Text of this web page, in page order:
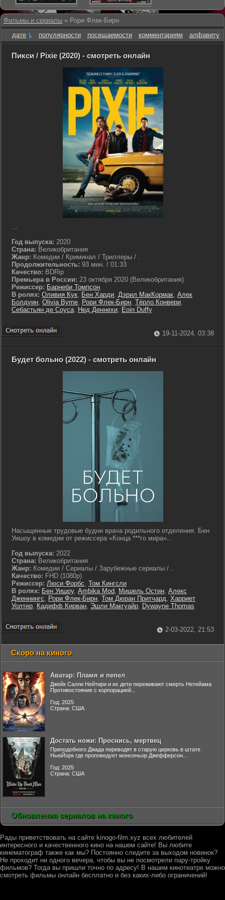
Фильмы и сериалы » Рори Флек-Бирн
дате
популярности посещаемости комментариям алфавиту
Пикси / Pixie (2020) - смотреть онлайн
...
Год выпуска: 2020
Страна: Великобритания
Жанр: Комедии / Криминал / Триллеры / .
Продолжительность: 93 мин. / 01:33
Качество: BDRip
Премьера в России: 23 октября 2020 (Великобритания)
Режиссер: Барнеби Томпсон
В ролях: Оливия Кук, Бен Харди, Дэрил МакКормак, Алек
Болдуин, Olivia Byrne, Рори Флек-Бирн, Тёрло Конвери,
Себастьян де Соуса, Нед Деннехи, Eoin Duffy
19-11-2024, 03:38
Будет больно (2022) - смотреть онлайн
Насыщенные трудовые будни врача родильного отделения. Бен
Уишоу в комедии от режиссера «Конца ***го мира»...
Год выпуска: 2022
Страна: Великобритания
Жанр: Комедии / Сериалы / Зарубежные сериалы / ..
Качество: FHD (1080p)
Режиссер: Люси Форбс, Том Кингсли
В ролях: Бен Уишоу, Ambika Mod, Мишель Остин, Алекс
Дженнингс, Рори Флек-Бирн, Том Дюран Притчард, Харриет
Уолтер, Кадифф Кирван, Эшли Макгуайр, Dywayne Thomas
2-03-2022, 21:53
Скоро на киного
Аватар: Пламя и пепел
Джейк Салли Нейтири и их дети переживают смерть Нетейама
Противостояние с корпорацией...
Год: 2025
Страна: США
Достать ножи: Проснись, мертвец
Преподобного Джада переводят в старую церковь в штате
НьюЙорк где проповедует монсеньор Джефферсон...
Год: 2025
Страна: США
Обновления сериалов на киного
Рады приветствовать на сайте kinogo-film.xyz всех любителей
интересного и качественного кино на нашем сайте! Вы любите
кинематограф также как мы? Постоянно следите за выходом новинок?
Не проходит ни одного вечера, чтобы вы не посмотрели пару-тройку
фильмов? Тогда вы пришли точно по адресу! В нашем кинотеатре можно
смотреть фильмы онлайн бесплатно и без каких-либо ограничений!